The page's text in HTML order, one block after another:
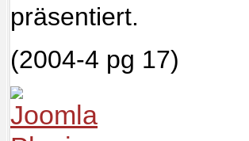
präsentiert.
(2004-4 pg 17)